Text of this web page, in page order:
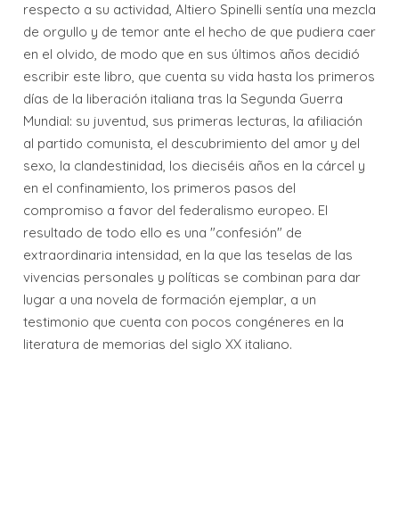
respecto a su actividad, Altiero Spinelli sentía una mezcla
de orgullo y de temor ante el hecho de que pudiera caer
en el olvido, de modo que en sus últimos años decidió
escribir este libro, que cuenta su vida hasta los primeros
días de la liberación italiana tras la Segunda Guerra
Mundial: su juventud, sus primeras lecturas, la afiliación
al partido comunista, el descubrimiento del amor y del
sexo, la clandestinidad, los dieciséis años en la cárcel y
en el confinamiento, los primeros pasos del
compromiso a favor del federalismo europeo. El
resultado de todo ello es una "confesión" de
extraordinaria intensidad, en la que las teselas de las
vivencias personales y políticas se combinan para dar
lugar a una novela de formación ejemplar, a un
testimonio que cuenta con pocos congéneres en la
literatura de memorias del siglo XX italiano.